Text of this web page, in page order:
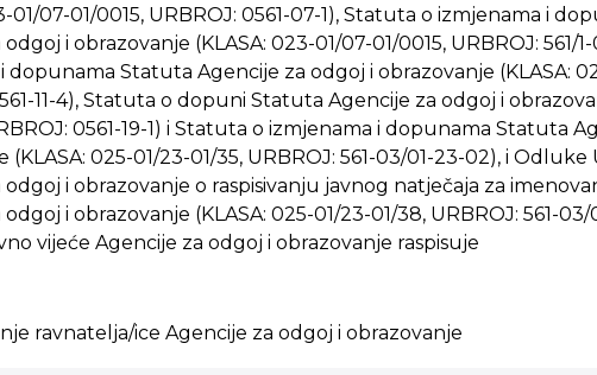
01/07-01/0015, URBROJ: 0561-07-1), Statuta o izmjenama i
i obrazovanje (KLASA: 023-01/07-01/0015, URBROJ: 561/
dopunama Statuta Agencije za odgoj i obrazovanje (KLASA:
11-4), Statuta o dopuni Statuta Agencije za odgoj i
0561-19-1) i Statuta o izmjenama i dopunama Statuta
(KLASA: 025-01/23-01/35, URBROJ: 561-03/01-23-02), i
odgoj i obrazovanje o raspisivanju javnog natječaja za
i obrazovanje (KLASA: 025-01/23-01/38, URBROJ: 561-03/
vijeće Agencije za odgoj i obrazovanje raspisuje
ravnatelja/ice Agencije za odgoj i obrazovanje